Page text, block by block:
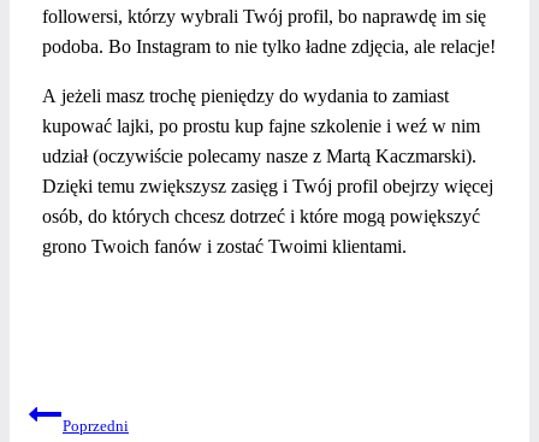
followersi, którzy wybrali Twój profil, bo naprawdę im się
podoba. Bo Instagram to nie tylko ładne zdjęcia, ale relacje!
A jeżeli masz trochę pieniędzy do wydania to zamiast
kupować lajki, po prostu kup fajne szkolenie i weź w nim
udział (oczywiście polecamy nasze z Martą Kaczmarski).
Dzięki temu zwiększysz zasięg i Twój profil obejrzy więcej
osób, do których chcesz dotrzeć i które mogą powiększyć
grono Twoich fanów i zostać Twoimi klientami.
NAWIGACJA
Poprzedni